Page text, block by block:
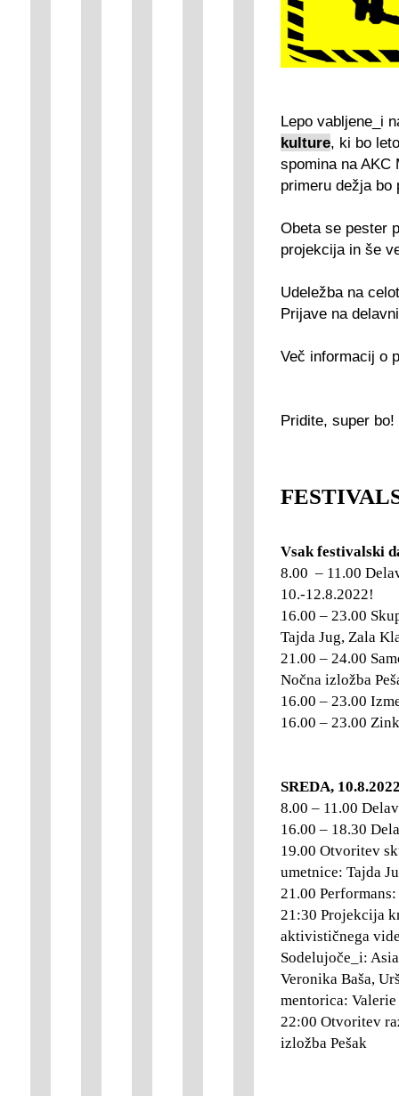
Lepo vabljene_i
kulture, ki bo
spomina na AKC
primeru dežja bo
Obeta se pester
projekcija in še
Udeležba na
Prijave na
Več informacij o
Pridite, super bo!
Vsak festivalski
8.00 – 11.00
10.-12.8.2022!
16.00 – 23.00
Tajda Jug, Zala
21.00 – 24.00
Nočna izložba
16.00 – 23.00
16.00 – 23.00
SREDA,
8.00 – 11.00
16.00 – 18.30
19.00 Otvoritev
umetnice: Tajda
21.00
21:30 Projekcija
aktivističnega
Sodelujoče_i:
Veronika Baša,
mentorica:
22:00 Otvoritev
izložba Pešak